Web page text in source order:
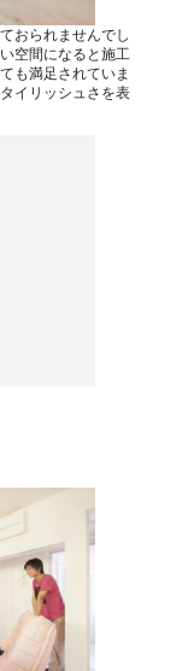
おられませんでし
空間になると施工
も満足されていま
イリッシュさを表